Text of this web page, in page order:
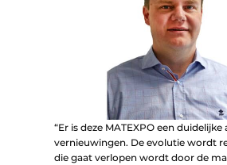
“Er is deze MATEXPO een
vernieuwingen. De evolutie wordt
die gaat verlopen wordt door de